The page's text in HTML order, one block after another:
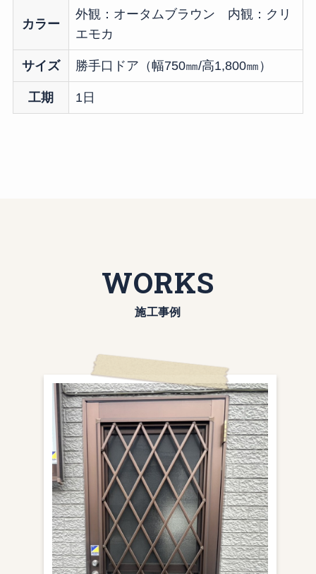
カラー
外観：オータムブラウン 内観：クリ
エモカ
サイズ 勝手口ドア（幅750㎜/高1,800㎜）
工期 1日
WORKS
施工事例